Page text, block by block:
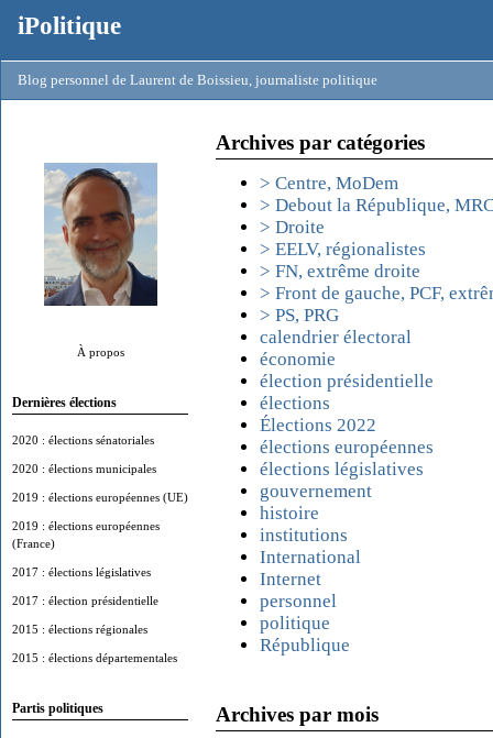
iPolitique
Blog personnel de Laurent de Boissieu, journaliste politique
À propos
Dernières élections
2020 : élections sénatoriales
2020 : élections municipales
2019 : élections européennes (UE)
2019 : élections européennes
(France)
2017 : élections législatives
2017 : élection présidentielle
2015 : élections régionales
2015 : élections départementales
Partis politiques
Archives par catégories
> Centre, MoDem
> Debout la République,
> Droite
> EELV, régionalistes
> FN, extrême droite
> Front de gauche, PCF,
> PS, PRG
calendrier électoral
économie
élection présidentielle
élections
Élections 2022
élections européennes
élections législatives
gouvernement
histoire
institutions
International
Internet
personnel
politique
République
Archives par mois